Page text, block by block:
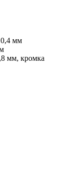
мм
мм, кромка